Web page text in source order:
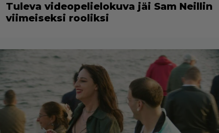
Tuleva videopelielokuva jäi Sam Neillin
viimeiseksi rooliksi